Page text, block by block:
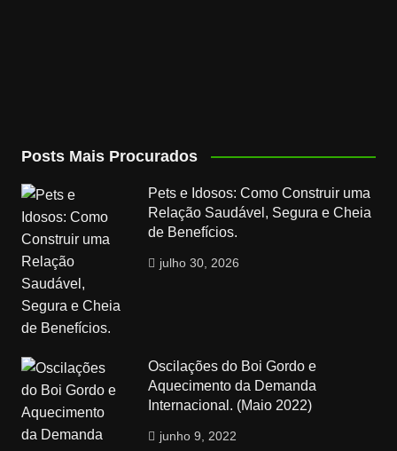
Posts Mais Procurados
Pets e Idosos: Como Construir uma
Relação Saudável, Segura e Cheia
de Benefícios.
julho 30, 2026
Oscilações do Boi Gordo e
Aquecimento da Demanda
Internacional. (Maio 2022)
junho 9, 2022